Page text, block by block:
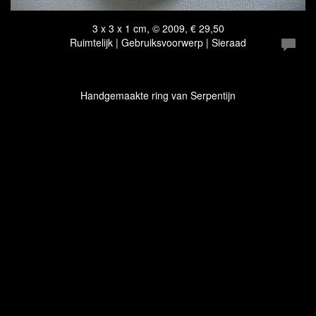
3 x 3 x 1 cm, © 2009, € 29,50
Ruimtelijk | Gebruiksvoorwerp | Sieraad
Handgemaakte ring van Serpentijn